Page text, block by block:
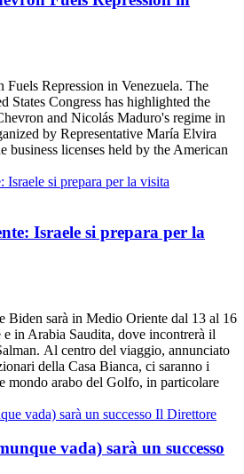
Repression in Venezuela. The
States Congress has highlighted the
and Nicolás Maduro's regime in
by Representative María Elvira
business licenses held by the American
Israele si prepara per la
Biden sarà in Medio Oriente dal 13 al 16
in Arabia Saudita, dove incontrerà il
Al centro del viaggio, annunciato
della Casa Bianca, ci saranno i
mondo arabo del Golfo, in particolare
Il Direttore
vada) sarà un successo